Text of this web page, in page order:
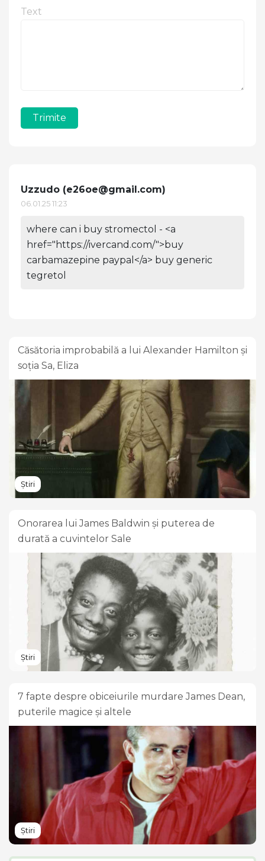
Text
Trimite
Uzzudo (e26oe@gmail.com)
06.01.25 11:23
where can i buy stromectol - <a
href="https://ivercand.com/">buy
carbamazepine paypal</a> buy generic
tegretol
Căsătoria improbabilă a lui Alexander Hamilton și
soția Sa, Eliza
Știri
Onorarea lui James Baldwin și puterea de
durată a cuvintelor Sale
Știri
7 fapte despre obiceiurile murdare James Dean,
puterile magice și altele
Știri